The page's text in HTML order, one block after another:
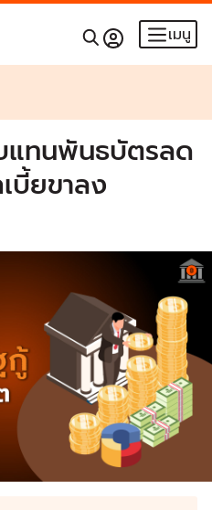
เมนู
แทนพันธบัตรลด
บี้ยขาลง